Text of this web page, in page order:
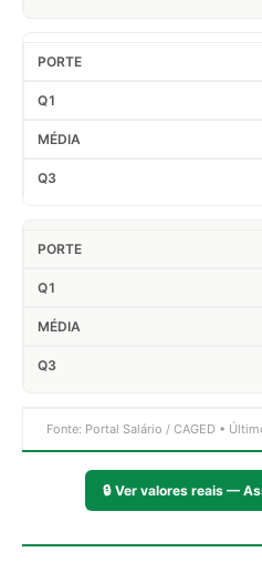
Fonte: Portal Salário / CAGED •
🔒 Ver valores reais —